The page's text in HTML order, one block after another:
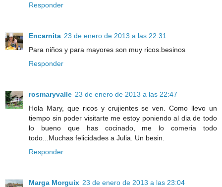
Responder
Encarnita 23 de enero de 2013 a las 22:31
Para niños y para mayores son muy ricos.besinos
Responder
rosmaryvalle 23 de enero de 2013 a las 22:47
Hola Mary, que ricos y crujientes se ven. Como llevo un
tiempo sin poder visitarte me estoy poniendo al dia de todo
lo bueno que has cocinado, me lo comeria todo
todo...Muchas felicidades a Julia. Un besin.
Responder
Marga Morguix 23 de enero de 2013 a las 23:04